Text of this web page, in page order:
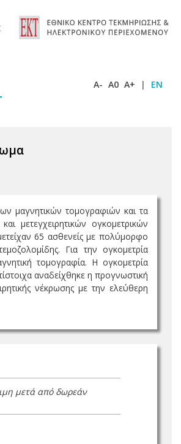
A- A0 A+ | EN
μαγνητικών τομογραφιών και τα
μετεγχειρητικών ογκομετρικών
65 ασθενείς με πολύμορφο
Για την ογκομετρία
τομογραφία. Η ογκομετρία
αναδείχθηκε η προγνωστική
νέκρωσης με την ελεύθερη
μετά από δωρεάν